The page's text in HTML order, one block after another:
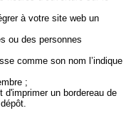
à votre site web un
ou des personnes
comme son nom l’indique
;
d'imprimer un bordereau de